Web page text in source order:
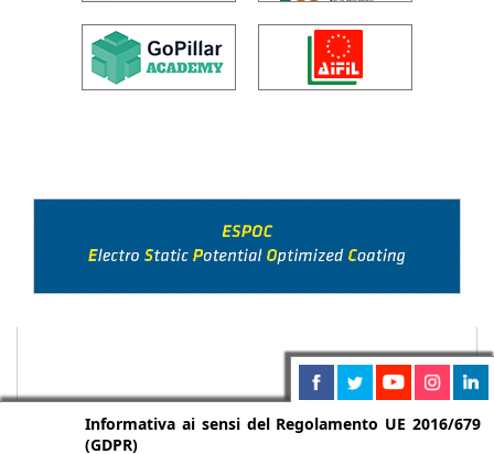
Informativa ai sensi del Regolamento UE 2016/679
(GDPR)